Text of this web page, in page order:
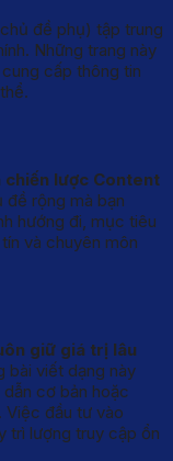
đề phụ) tập trung
Những trang này
cấp thông tin
lược Content
đề rộng mà bạn
hướng đi, mục tiêu
và chuyên môn
giữ giá trị lâu
bài viết dạng này
cơ bản hoặc
Việc đầu tư vào
trì lượng truy cập ổn